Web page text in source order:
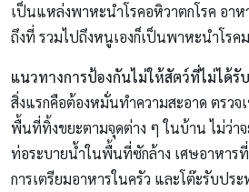
เป็นแหล่งพาหะนำโรคอหิวาตกโรค อา
ถึงที่ รวมไปถึงหนูเองก็เป็นพาหะนำโรค
แนวทางการป้องกันไม่ให้สัตว์ที่ไม่ได้รั
สิ่งแรกคือต้องหมั่นทำความสะอาด ตรวจ
พื้นที่ทิ้งขยะตามจุดต่าง ๆ ในบ้าน ไม่ว่า
ท่อระบายน้ำในพื้นที่ซักล้าง เศษอาหาร
การเตรียมอาหารในครัว และโต๊ะรับปร